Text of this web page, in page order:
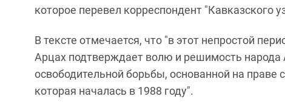
которое перевел корреспондент "Кавказского
В тексте отмечается, что "в этот непростой
Арцах подтверждает волю и решимость народа
освободительной борьбы, основанной на праве
которая началась в 1988 году".